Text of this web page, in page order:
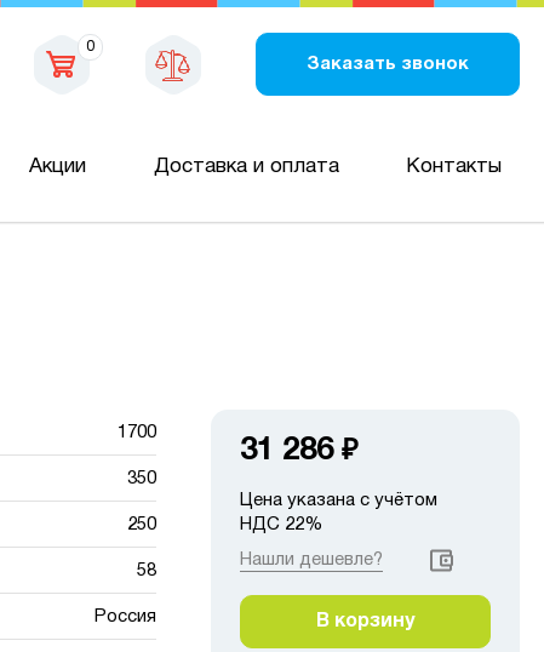
0
Заказать звонок
Акции Доставка и оплата Контакты
1700
350
250
58
Россия
31 286 ₽
Цена указана с учётом
НДС 22%
Нашли дешевле?
В корзину